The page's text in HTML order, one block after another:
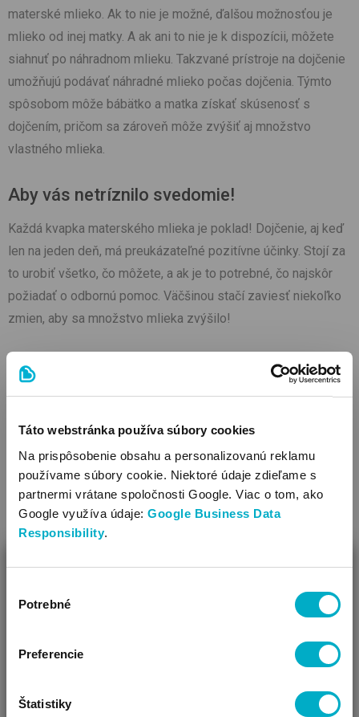
Táto webstránka používa súbory cookies
Na prispôsobenie obsahu a personalizovanú reklamu
používame súbory cookie. Niektoré údaje zdieľame s
partnermi vrátane spoločnosti Google. Viac o tom, ako
Google využíva údaje: Google Business Data
Responsibility.
súhlasu
Potrebné
Preferencie
Štatistiky
materské mlieko. Ak to nie je možné, ďalšou možnosťou je
mlieko od inej matky. A ak ani to nie je k dispozícii, môžete
siahnuť po náhradnom mlieku. Takzvané prístroje na dojčenie
umožňujú podávať náhradné mlieko počas dojčenia. Týmto
spôsobom môže bábätko a matka získať skúsenosť s
dojčením, pričom sa zároveň môže zvýšiť aj množstvo
vlastného mlieka.
Aby vás netríznilo svedomie!
Každá kvapka materského mlieka je poklad! Dojčenie, aj keď
len na jeden deň, má preukázateľné pozitívne účinky. Stojí za
to urobiť všetko, čo môžete, a ak je to potrebné, čo najskôr
požiadať o odbornú pomoc. Väčšinou stačí zaviesť niekoľko
zmien, aby sa množstvo mlieka zvýšilo!
Vždy by ste však mali mať na pamäti jednu veľmi dôležitú
vec: to, že matka produkuje dostatok mlieka, nezaručuje, že je
#dojčenie # kŕmenie #materské mlieko
SÚVISIACE ČLÁNKY
Svetový deň a svetový týždeň dojčenia 2026